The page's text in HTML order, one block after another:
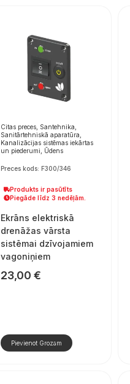
Citas preces, Santehnika,
Sanitārtehniskā aparatūra,
Kanalizācijas sistēmas iekārtas
un piederumi, Ūdens
Preces kods: F300/346
Produkts ir pasūtīts
Piegāde līdz 3 nedēļām.
Ekrāns elektriskā
drenāžas vārsta
sistēmai dzīvojamiem
vagoniņiem
23,00 €
Pievienot Grozam